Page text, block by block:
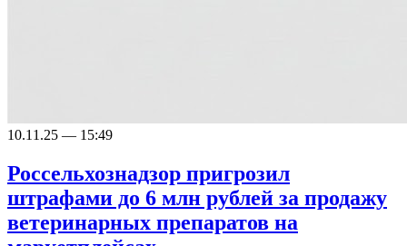
10.11.25 — 15:49
Россельхознадзор пригрозил
штрафами до 6 млн рублей за продажу
ветеринарных препаратов на